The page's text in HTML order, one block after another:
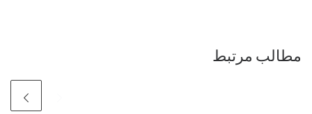
مطالب مرتبط